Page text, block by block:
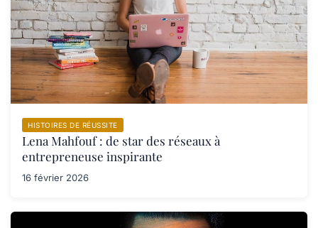
HISTOIRES DE RÉUSSITE
Lena Mahfouf : de star des réseaux à
entrepreneuse inspirante
16 février 2026